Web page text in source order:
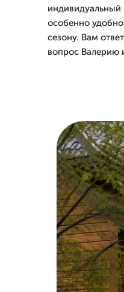
индивидуальный
особенно
сезону. Вам
вопрос Валерию